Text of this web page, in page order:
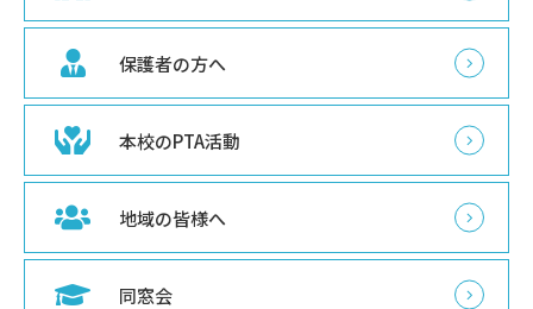
保護者の方へ
本校のPTA活動
地域の皆様へ
同窓会